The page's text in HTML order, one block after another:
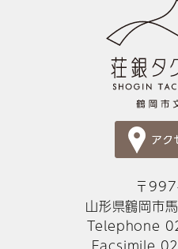
〒
山形県鶴岡市
Telephone